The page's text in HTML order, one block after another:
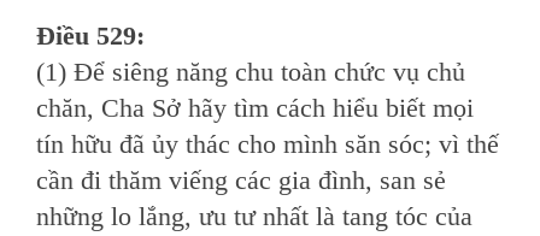
Ðiều 529:
(1) Ðể siêng năng chu toàn chức vụ chủ
chăn, Cha Sở hãy tìm cách hiểu biết mọi
tín hữu đã ủy thác cho mình săn sóc; vì thế
cần đi thăm viếng các gia đình, san sẻ
những lo lắng, ưu tư nhất là tang tóc của